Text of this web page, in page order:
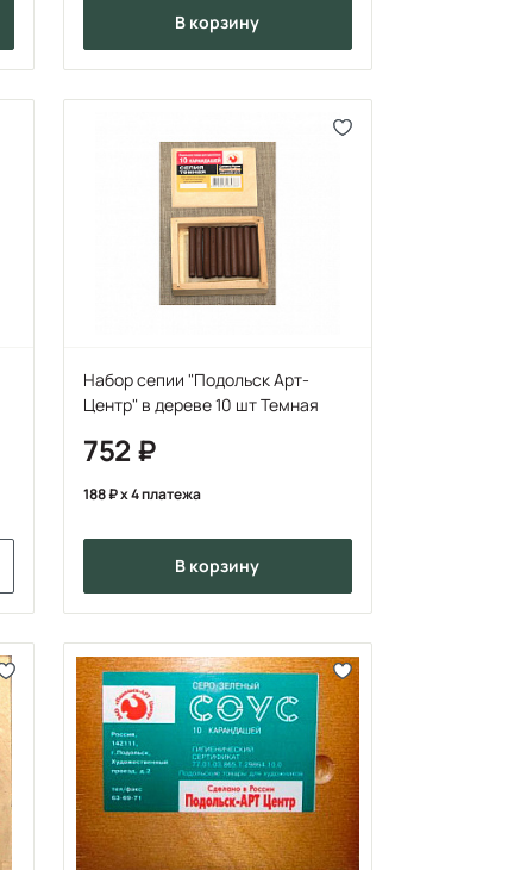
в корзину
Набор сепии "Подольск Арт-
Центр" в дереве 10 шт Темная
752
188 x 4 платежа
в корзину